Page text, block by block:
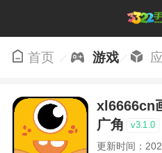
首页 游戏
xl6666cn
广角
v3.1.0
更新时间：